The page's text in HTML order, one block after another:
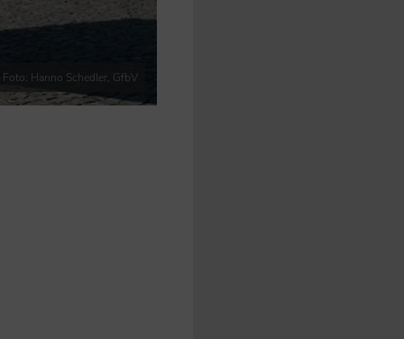
Foto: Hanno Schedler, GfbV